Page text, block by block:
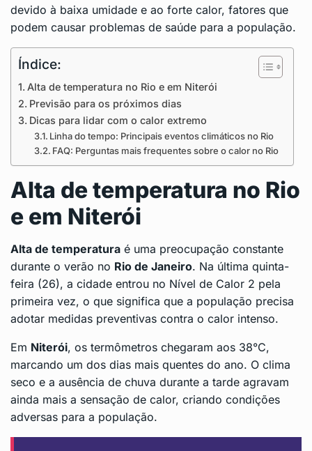
devido à baixa umidade e ao forte calor, fatores que
podem causar problemas de saúde para a população.
Índice:
Alta de temperatura no Rio e em Niterói
Previsão para os próximos dias
Dicas para lidar com o calor extremo
Linha do tempo: Principais eventos climáticos no Rio
FAQ: Perguntas mais frequentes sobre o calor no Rio
Alta de temperatura no Rio
e em Niterói
Alta de temperatura é uma preocupação constante
durante o verão no Rio de Janeiro. Na última quinta-
feira (26), a cidade entrou no Nível de Calor 2 pela
primeira vez, o que significa que a população precisa
adotar medidas preventivas contra o calor intenso.
Em Niterói, os termômetros chegaram aos 38°C,
marcando um dos dias mais quentes do ano. O clima
seco e a ausência de chuva durante a tarde agravam
ainda mais a sensação de calor, criando condições
adversas para a população.